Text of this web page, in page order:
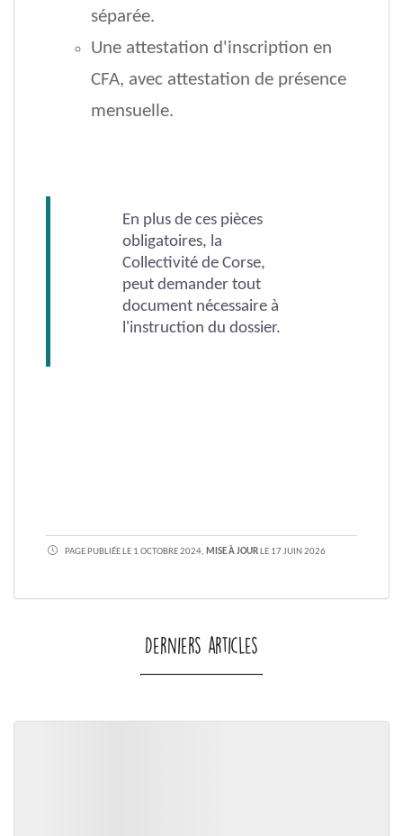
séparée.
Une attestation d'inscription en
CFA, avec attestation de présence
mensuelle.
En plus de ces pièces
obligatoires, la
Collectivité de Corse,
peut demander tout
document nécessaire à
l'instruction du dossier.
PAGE PUBLIÉE LE 1 OCTOBRE 2024, MISE À JOUR LE 17 JUIN 2026
Derniers articles